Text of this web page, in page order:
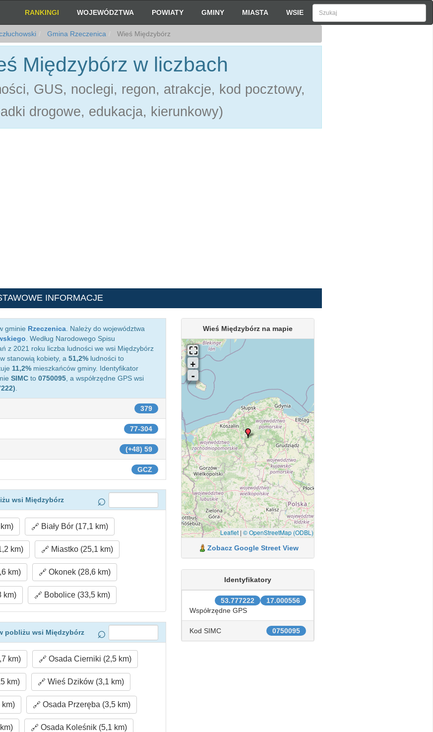
RANKINGI WOJEWÓDZTWA POWIATY GMINY MIASTA WSIE
Gmina Rzeczenica Wieś Międzybórz
Międzybórz w liczbach
GUS, noclegi, regon, atrakcje, kod pocztowy,
drogowe, edukacja, kierunkowy)
INFORMACJE
gminie Rzeczenica . Należy do województwa
. Według Narodowego Spisu
z 2021 roku liczba ludności we wsi Międzybórz
stanowią kobiety, a 51,2% ludności to
11,2% mieszkańców gminy. Identyfikator
SIMC to 0750095 , a współrzędne GPS wsi
379
77-304
(+48) 59
GCZ
wsi Międzybórz
Biały Bór (17,1 km)
km) Miastko (25,1 km)
km) Okonek (28,6 km)
km) Bobolice (33,5 km)
pobliżu wsi Międzybórz
km) Osada Cierniki (2,5 km)
km) Wieś Dzików (3,1 km)
km) Osada Przeręba (3,5 km)
Osada Koleśnik (5,1 km)
Wieś Międzybórz na mapie
Leaflet| © OpenStreetMap (ODBL)
Zobacz Google Street View
Identyfikatory
17.000556
53.777222
Współrzędne GPS
0750095
Kod SIMC